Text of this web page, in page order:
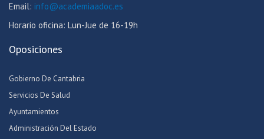
Email: info@academiaadoc.es
Horario oficina: Lun-Jue de 16-19h
Oposiciones
Gobierno De Cantabria
Servicios De Salud
Ayuntamientos
Administración Del Estado